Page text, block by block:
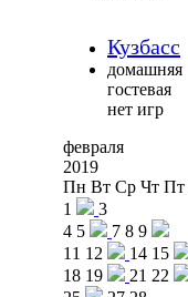
Кузбасс
домашняя
гостевая
нет игр
февраля
2019
Пн Вт Ср Чт Пт
1
3
4 5 7 8 9
11 12 14 15
18 19 21 22